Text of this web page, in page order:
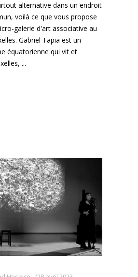
alternative dans un endroit
voilà ce que vous propose
galerie d'art associative au
Gabriel Tapia est un
équatorienne qui vit et